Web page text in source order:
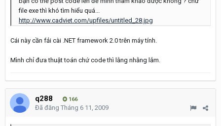
file exe thì khó tìm hiểu quá...
http://www.cadviet.com/upfiles/untitled_28.jpg
Cái này cần fải cài .NET framework 2.0 trên máy tính.
Mình chỉ đưa thuật toán chứ code thì lằng nhằng lắm.
q288 166
Đã đăng Tháng 6 11, 2009